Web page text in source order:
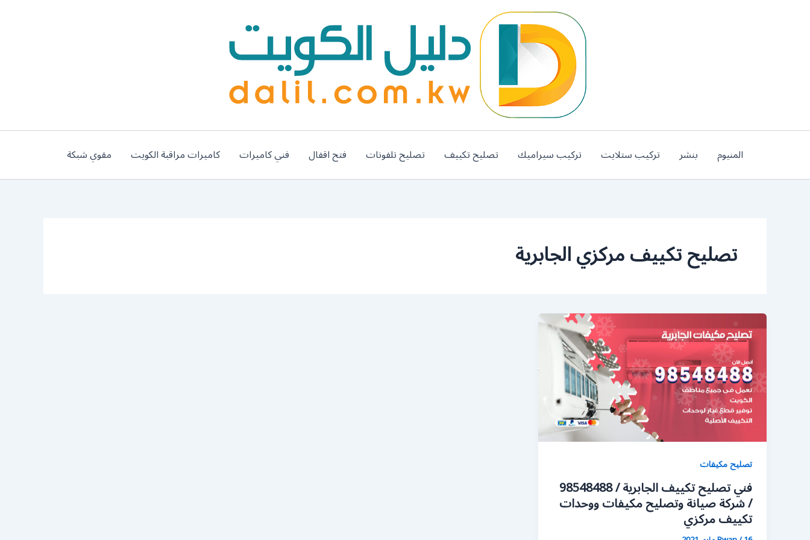
المنيوم بنشر تركيب ستلايت تركيب سيراميك تصليح تكييف تصليح تلفونات فتح اقفال فني كاميرات كاميرات مراقبة الكويت مقوي شبكة
تصليح تكييف مركزي الجابرية
تصليح مكيفات
فني تصليح تكييف الجابرية / 98548488
/ شركة صيانة وتصليح مكيفات ووحدات
تكييف مركزي